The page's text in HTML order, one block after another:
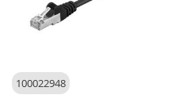
100022948